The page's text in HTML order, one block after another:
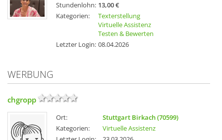
Stundenlohn: 13,00 €
Kategorien:
Texterstellung
Virtuelle Assistenz
Testen & Bewerten
Letzter Login: 08.04.2026
WERBUNG
chgropp
Ort:
Stuttgart Birkach (70599)
Kategorien:
Virtuelle Assistenz